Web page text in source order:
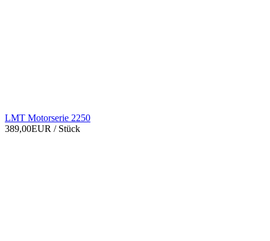
LMT Motorserie 2250
389,00EUR / Stück